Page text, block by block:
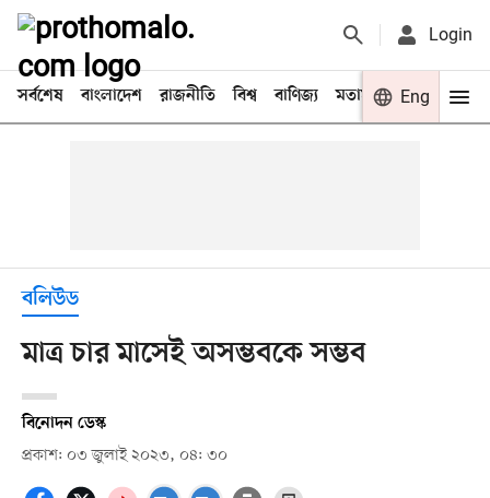
Login
সর্বশেষ বাংলাদেশ রাজনীতি বিশ্ব বাণিজ্য মতামত খেলা
Eng
বলিউড
মাত্র চার মাসেই অসম্ভবকে সম্ভব
বিনোদন ডেস্ক
প্রকাশ: ০৩ জুলাই ২০২৩, ০৪: ৩০